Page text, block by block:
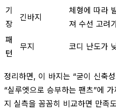
기
장
긴바지
체형에 따라
져 수선 고려
패
턴
무지 코디 난도가
정리하면, 이 바지는 “굳이 신축
“실루엣으로 승부하는 팬츠”에
지 실측을 꼼꼼히 비교하면 만족